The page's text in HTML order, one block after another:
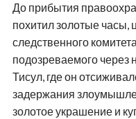
До прибытия
похитил золотые часы,
следственного
подозреваемого через
Тисул, где он
задержания
золотое украшение и